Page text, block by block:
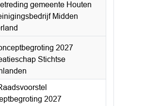
gemeente Houten
Midden
2027
Stichtse
2027